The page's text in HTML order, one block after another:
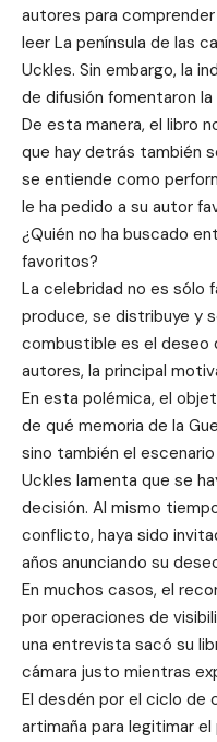
autores para
leer La península de las
Uckles. Sin embargo, la
de difusión fomentaron la
De esta manera, el libro
que hay detrás también
se entiende como
le ha pedido a su autor
¿Quién no ha buscado
favoritos?
La celebridad no es sólo
produce, se distribuye y
combustible es el deseo
autores, la principal
En esta polémica, el
de qué memoria de la
sino también el
Uckles lamenta que se
decisión. Al mismo
conflicto, haya sido
años anunciando su
En muchos casos, el
por operaciones de
una entrevista sacó su
cámara justo mientras
El desdén por el ciclo de
artimaña para legitimar